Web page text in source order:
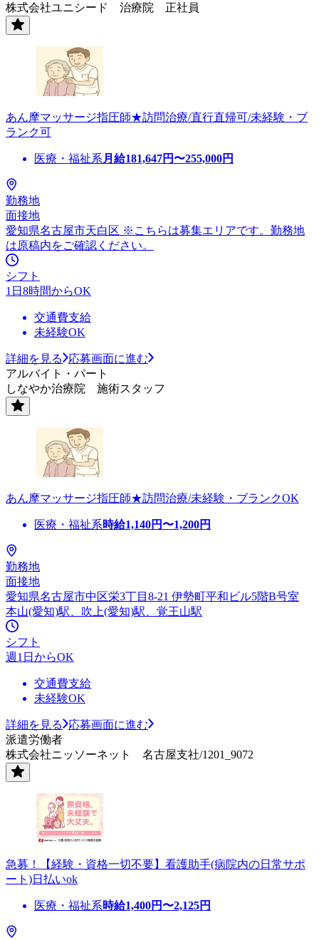
株式会社ユニシード 治療院 正社員
あん摩マッサージ指圧師★訪問治療/直行直帰可/未経験・ブ
ランク可
医療・福祉系 月給181,647円〜255,000円
勤務地
面接地
愛知県名古屋市天白区 ※こちらは募集エリアです。勤務地
は原稿内をご確認ください。
シフト
1日8時間からOK
交通費支給
未経験OK
詳細を見る
応募画面に進む
アルバイト・パート
しなやか治療院 施術スタッフ
あん摩マッサージ指圧師★訪問治療/未経験・ブランクOK
医療・福祉系時給1,140円〜1,200円
勤務地
面接地
愛知県名古屋市中区栄3丁目8-21 伊勢町平和ビル5階B号室
本山(愛知)駅、吹上(愛知)駅、覚王山駅
シフト
週1日からOK
交通費支給
未経験OK
詳細を見る
応募画面に進む
派遣労働者
株式会社ニッソーネット 名古屋支社/1201_9072
急募！【経験・資格一切不要】看護助手(病院内の日常サポ
ート)日払いok
医療・福祉系時給1,400円〜2,125円